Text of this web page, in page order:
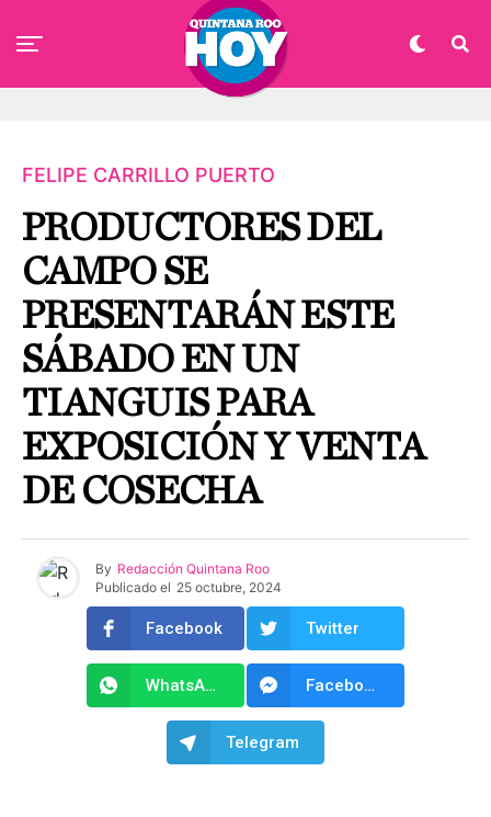
FELIPE CARRILLO PUERTO
PRODUCTORES DEL
CAMPO SE
PRESENTARÁN ESTE
SÁBADO EN UN
TIANGUIS PARA
EXPOSICIÓN Y VENTA
DE COSECHA
By Redacción Quintana Roo
Publicado el 25 octubre, 2024
Facebook Twitter
WhatsApp Facebook Messenger
Telegram